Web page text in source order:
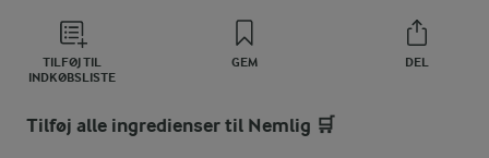
TILFØJ TIL
INDKØBSLISTE
GEM DEL
Tilføj alle ingredienser til Nemlig 🛒